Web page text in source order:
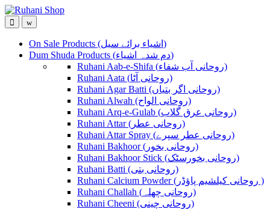
Skip
to
navigation
Skip
to
content
On Sale Products (اشیاء برائے سیل)
Dum Shuda Products (دم شدہ اشیاء)
Ruhani Aab-e-Shifa (روحانی آب شفاء)
Ruhani Aata (روحانی آٹا)
Ruhani Agar Batti (روحانی اگر بتیاں)
Ruhani Alwah (روحانی الواح)
Ruhani Arq-e-Gulab (روحانی عرق گلاب)
Ruhani Attar (روحانی عطر)
Ruhani Attar Spray (روحانی عطر سپرے)
Ruhani Bakhoor (روحانی بخور)
Ruhani Bakhoor Stick (روحانی بخورسٹک)
Ruhani Batti (روحانی بتی)
Ruhani Calcium Powder (روحانی کیلشیم پاؤڈر )
Ruhani Challah (روحانی چھلہ)
Ruhani Cheeni (روحانی چینی)